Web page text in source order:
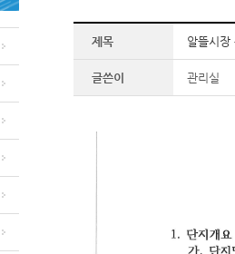
제목 알뜰시장
글쓴이 관리실